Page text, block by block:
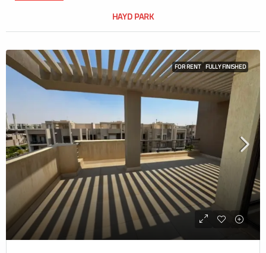
HAYD PARK
FOR RENT FULLY FINISHED